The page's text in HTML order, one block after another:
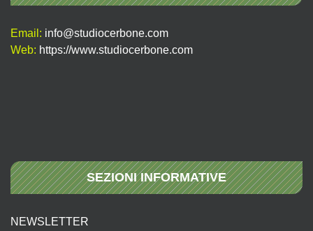
Email: info@studiocerbone.com
Web: https://www.studiocerbone.com
SEZIONI INFORMATIVE
NEWSLETTER